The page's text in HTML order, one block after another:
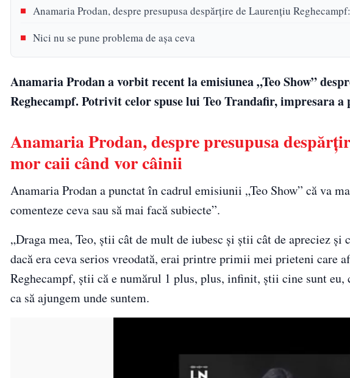
Anamaria Prodan, despre presupusa despărțire de Laurențiu
Nici nu se pune problema de așa ceva
Anamaria Prodan a vorbit recent la emisiunea „Teo Show”
Reghecampf. Potrivit celor spuse lui Teo Trandafir, impresara
Anamaria Prodan, despre presupusa
mor caii când vor câinii
Anamaria Prodan a punctat în cadrul emisiunii „Teo Show” că va
comenteze ceva sau să mai facă subiecte”.
„Draga mea, Teo, știi cât de mult de iubesc și știi cât de apreciez și
dacă era ceva serios vreodată, erai printre primii mei prieteni care
Reghecampf, știi că e numărul 1 plus, plus, infinit, știi cine sunt
ca să ajungem unde suntem.